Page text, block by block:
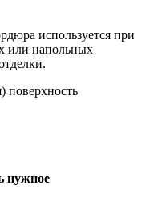
используется при
или напольных
поверхность
нужное